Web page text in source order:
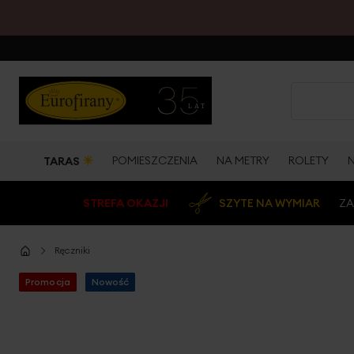
TARAS ☀ POMIESZCZENIA NA METRY ROLETY
STREFA OKAZJI SZYTE NA WYMIAR
Ręczniki
Promocja Nowość